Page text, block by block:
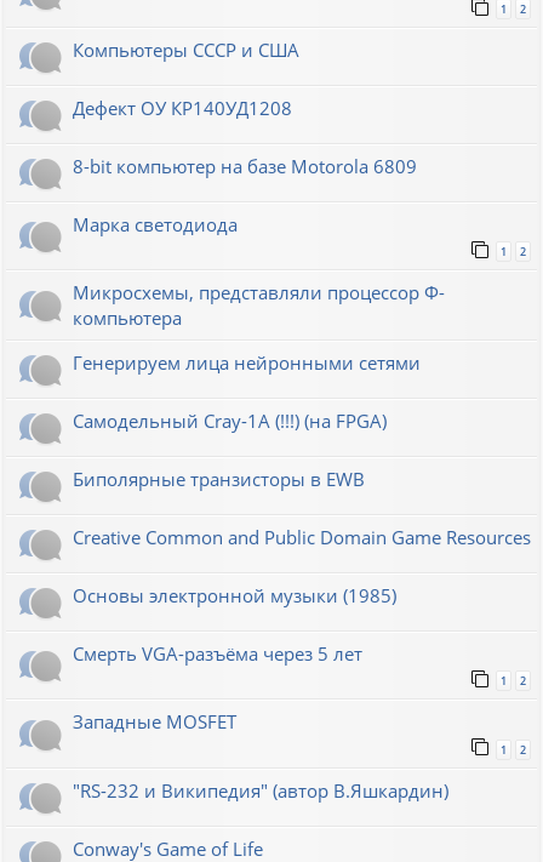
1 2
Компьютеры СССР и США
Дефект ОУ КР140УД1208
8-bit компьютер на базе Motorola 6809
Марка светодиода
1 2
Микросхемы, представляли процессор Ф-
компьютера
Генерируем лица нейронными сетями
Cамодельный Cray-1A (!!!) (на FPGA)
Биполярные транзисторы в EWB
Creative Common and Public Domain Game Resources
Основы электронной музыки (1985)
Смерть VGA-разъёма через 5 лет
1 2
Западные MOSFET
1 2
"RS-232 и Википедия" (автор В.Яшкардин)
Conway's Game of Life